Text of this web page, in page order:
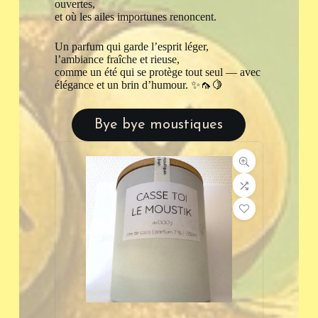
ouvertes,
et où les ailes importunes renoncent.
Un parfum qui garde l’esprit léger,
l’ambiance fraîche et rieuse,
comme un été qui se protège tout seul — avec
élégance et un brin d’humour. ✨🦟🍋
Bye bye moustiques